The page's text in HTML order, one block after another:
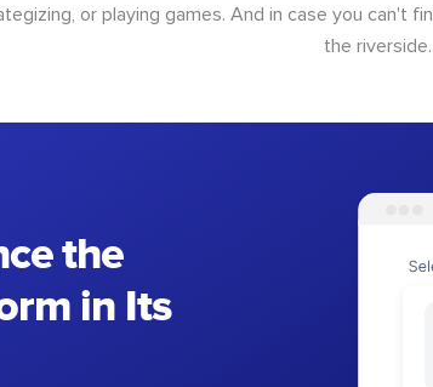
or playing games. And in case you can't
the riverside.
the
in Its